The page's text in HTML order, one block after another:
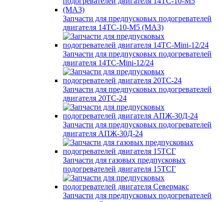
Запчасти для предпусковых подогревателей
двигателя 14ТС-10-М5 (МАЗ)
Запчасти для предпусковых подогревателей
двигателя 14ТС-Mini-12/24
Запчасти для предпусковых подогревателей
двигателя 20ТС-24
Запчасти для предпусковых подогревателей
двигателя АПЖ-30Д-24
Запчасти для газовых предпусковых
подогревателей двигателя 15ТСГ
Запчасти для предпусковых подогревателей